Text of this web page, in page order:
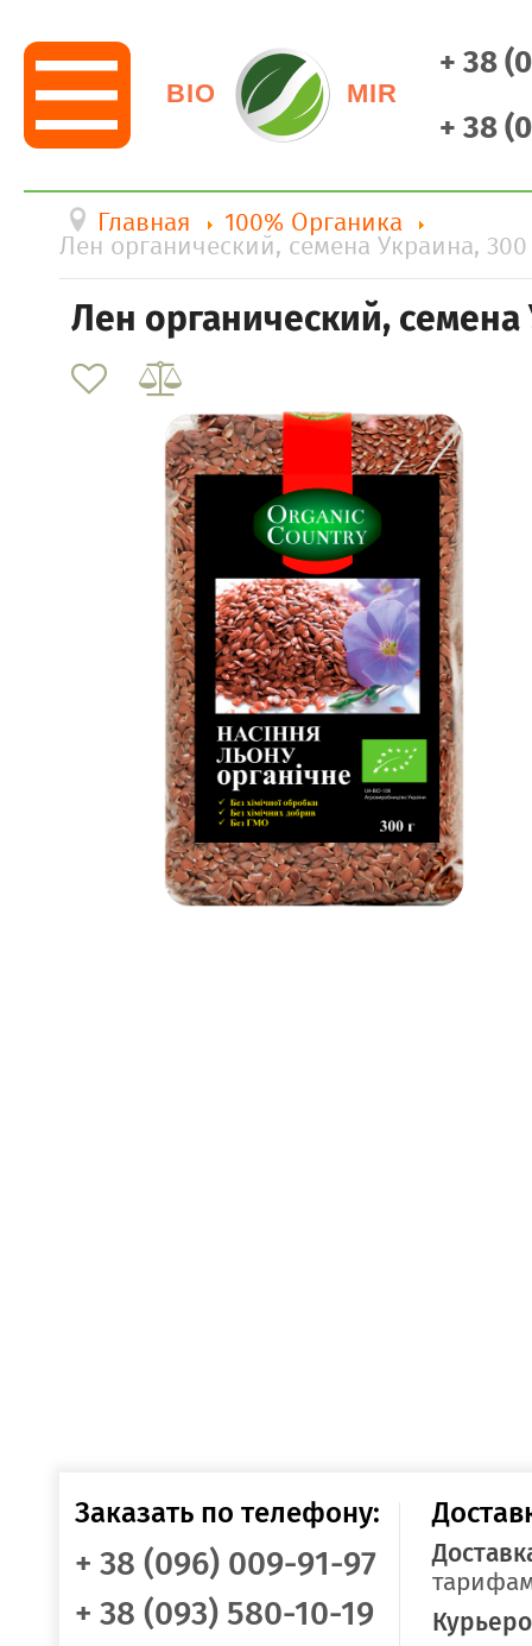
BIO MIR
+ 38
+ 38
Главная 100% Органика
Лен органический, семена Украина, 300
Лен органический, семена
Заказать по телефону:
+ 38 (096) 009-91-97
+ 38 (093) 580-10-19